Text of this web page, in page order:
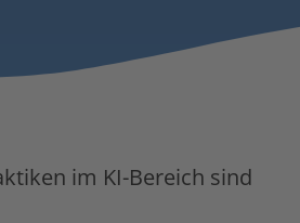
im KI-Bereich sind